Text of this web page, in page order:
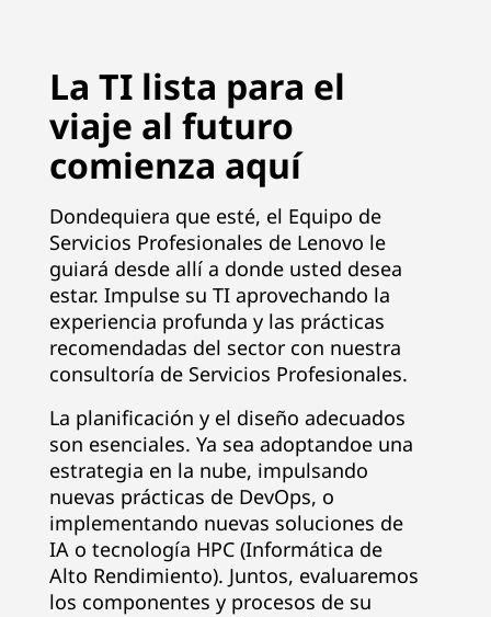
La TI lista para el
viaje al futuro
comienza aquí
Dondequiera que esté, el Equipo de
Servicios Profesionales de Lenovo le
guiará desde allí a donde usted desea
estar. Impulse su TI aprovechando la
experiencia profunda y las prácticas
recomendadas del sector con nuestra
consultoría de Servicios Profesionales.
La planificación y el diseño adecuados
son esenciales. Ya sea adoptandoe una
estrategia en la nube, impulsando
nuevas prácticas de DevOps, o
implementando nuevas soluciones de
IA o tecnología HPC (Informática de
Alto Rendimiento). Juntos, evaluaremos
los componentes y procesos de su